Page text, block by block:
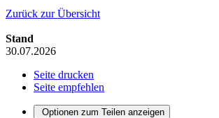
Zurück zur Übersicht
Stand
30.07.2026
Seite drucken
Seite empfehlen
Optionen zum Teilen anzeigen